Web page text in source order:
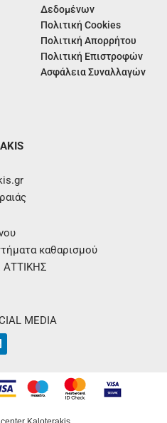
Δεδομένων
Πολιτική Cookies
Πολιτική Απορρήτου
Πολιτική Επιστροφών
Ασφάλεια Συναλλαγών
καθαρισμού
MEDIA